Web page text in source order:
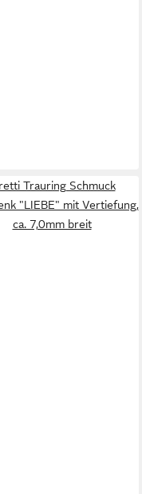
Trauring Schmuck
"LIEBE" mit Vertiefung,
ca. 7,0mm breit